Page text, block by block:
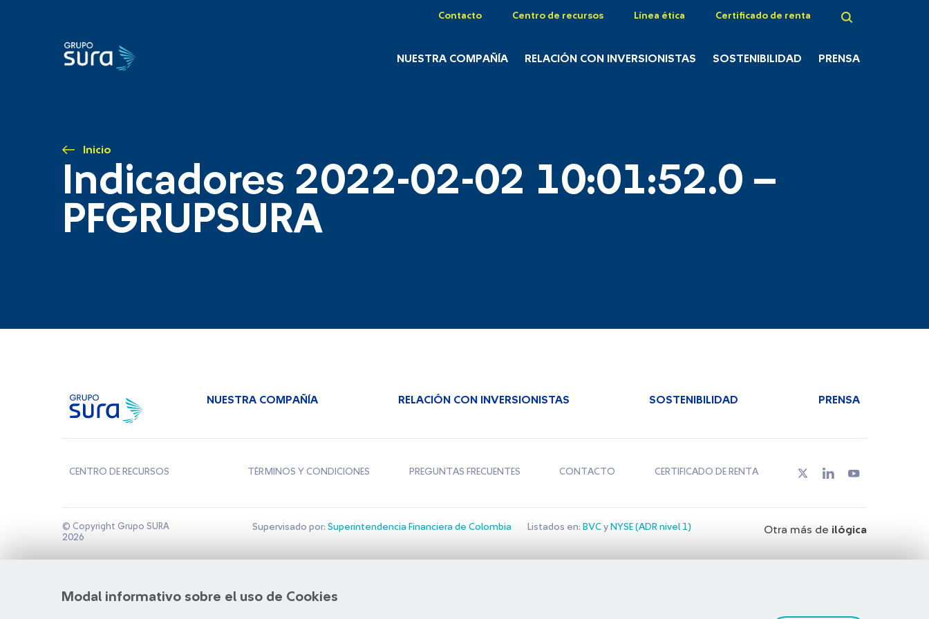
Contacto Centro de recursos Línea ética Certificado de renta
NUESTRA COMPAÑÍA RELACIÓN CON INVERSIONISTAS SOSTENIBILIDAD PRENSA
Inicio
Indicadores 2022-02-02 10:01:52.0 –
PFGRUPSURA
Modal informativo sobre el uso de Cookies
NUESTRA COMPAÑÍA RELACIÓN CON INVERSIONISTAS SOSTENIBILIDAD PRENSA
CENTRO DE RECURSOS TÉRMINOS Y CONDICIONES PREGUNTAS FRECUENTES CONTACTO CERTIFICADO DE RENTA
© Copyright Grupo SURA
2026
Supervisado por: Superintendencia Financiera de Colombia Listados en: BVCy NYSE (ADR nivel 1) Otra más de ilógica